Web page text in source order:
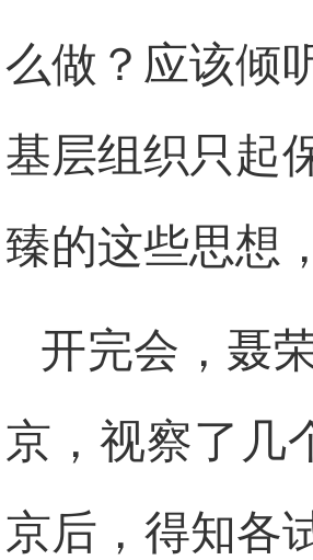
么做？应该倾
基层组织只起
臻的这些思想
开完会，聂
京，视察了几
京后，得知各